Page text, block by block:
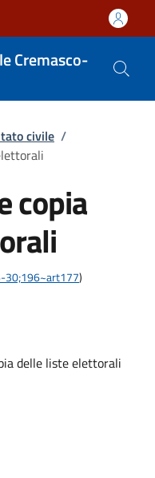
Cremasco-
civile /
copia
30;196~art177)
delle liste elettorali